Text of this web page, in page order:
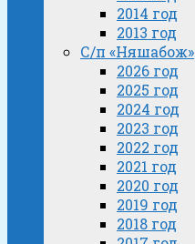
2014 год
2013 год
С/п «Няшабож»
2026 год
2025 год
2024 год
2023 год
2022 год
2021 год
2020 год
2019 год
2018 год